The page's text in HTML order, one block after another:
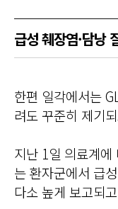
급성 췌장염·담낭
한편 일각에서는
려도 꾸준히 제기
지난 1일 의료계
는 환자군에서 급
다소 높게 보고되